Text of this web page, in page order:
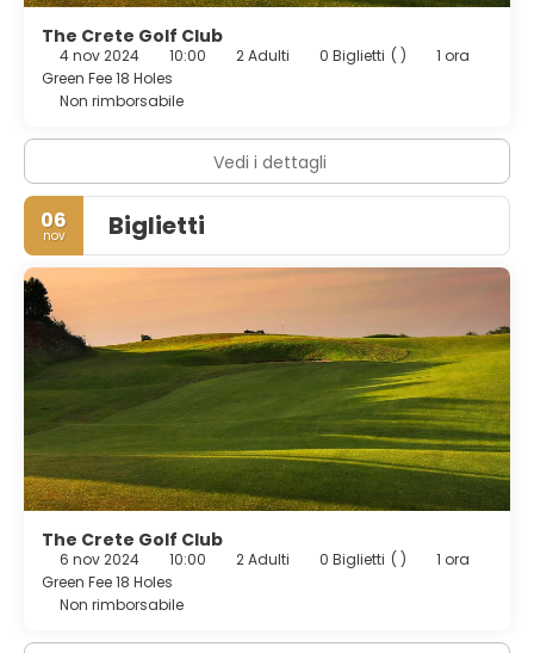
The Crete Golf Club
4 nov 2024 10:00 2 Adulti 0 Biglietti ( )
1 ora
Green Fee 18 Holes
Non rimborsabile
Vedi i dettagli
06
nov Biglietti
The Crete Golf Club
6 nov 2024 10:00 2 Adulti 0 Biglietti ( )
1 ora
Green Fee 18 Holes
Non rimborsabile